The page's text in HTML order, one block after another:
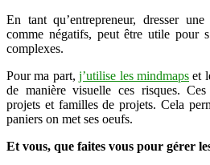
En tant qu’entrepreneur, dresser
comme négatifs, peut être utile pour
complexes.
Pour ma part,j’utilise les mindmaps et
de manière visuelle ces risques.
projets et familles de projets. Cela
paniers on met ses oeufs.
Et vous, que faites vous pour gérer